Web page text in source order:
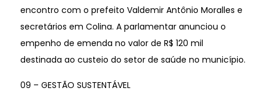
encontro com o prefeito Valdemir Antônio Moralles e
secretários em Colina. A parlamentar anunciou o
empenho de emenda no valor de R$ 120 mil
destinada ao custeio do setor de saúde no município.
09 – GESTÃO SUSTENTÁVEL